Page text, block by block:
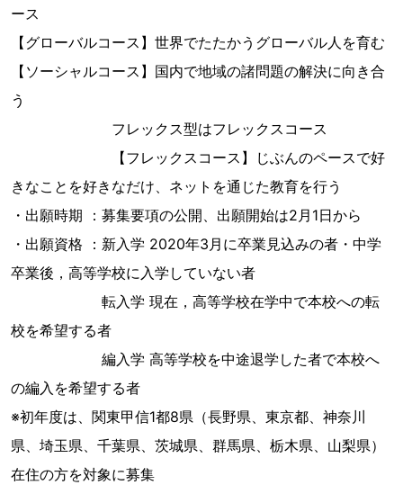
ース
【グローバルコース】世界でたたかうグローバル人を育む
【ソーシャルコース】国内で地域の諸問題の解決に向き合
う
フレックス型はフレックスコース
【フレックスコース】じぶんのペースで好
きなことを好きなだけ、ネットを通じた教育を行う
・出願時期 ：募集要項の公開、出願開始は2月1日から
・出願資格 ：新入学 2020年3月に卒業見込みの者・中学
卒業後，高等学校に入学していない者
転入学 現在，高等学校在学中で本校への転
校を希望する者
編入学 高等学校を中途退学した者で本校へ
の編入を希望する者
※初年度は、関東甲信1都8県（長野県、東京都、神奈川
県、埼玉県、千葉県、茨城県、群馬県、栃木県、山梨県）
在住の方を対象に募集